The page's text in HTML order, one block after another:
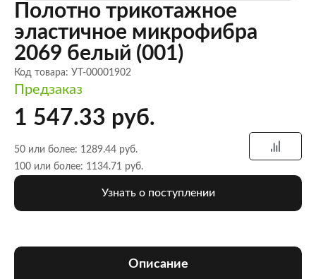
Полотно трикотажное
эластичное микрофибра
2069 белый (001)
Код товара: УТ-00001902
Предзаказ
1 547.33 руб.
50 или более: 1289.44 руб.
100 или более: 1134.71 руб.
Узнать о поступлении
Описание